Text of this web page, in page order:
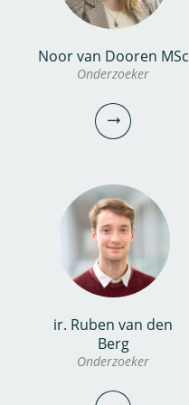
Christos Michalopoulos
PhD candidate
030-6069632
christos.michalopoulos@kwrwater.nl
bekijk profiel
Noor van Dooren MSc
Onderzoeker
Noor van Dooren MSc
ir. Ruben van den
Berg
Onderzoeker